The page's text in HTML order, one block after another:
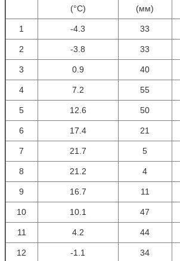
(°С)
(мм)
1 -4.3 33
2 -3.8 33
3 0.9 40
4 7.2 55
5 12.6 50
6 17.4 21
7 21.7 5
8 21.2 4
9 16.7 11
10 10.1 47
11 4.2 44
12 -1.1 34